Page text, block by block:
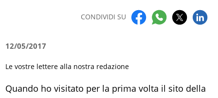
CONDIVIDI SU
12/05/2017
Le vostre lettere alla nostra redazione
Quando ho visitato per la prima volta il sito della